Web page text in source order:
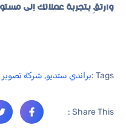
وارتقِ بتجربة عملائك إلى
Tags : براندي ستديو, شركة تصوير
Share This :